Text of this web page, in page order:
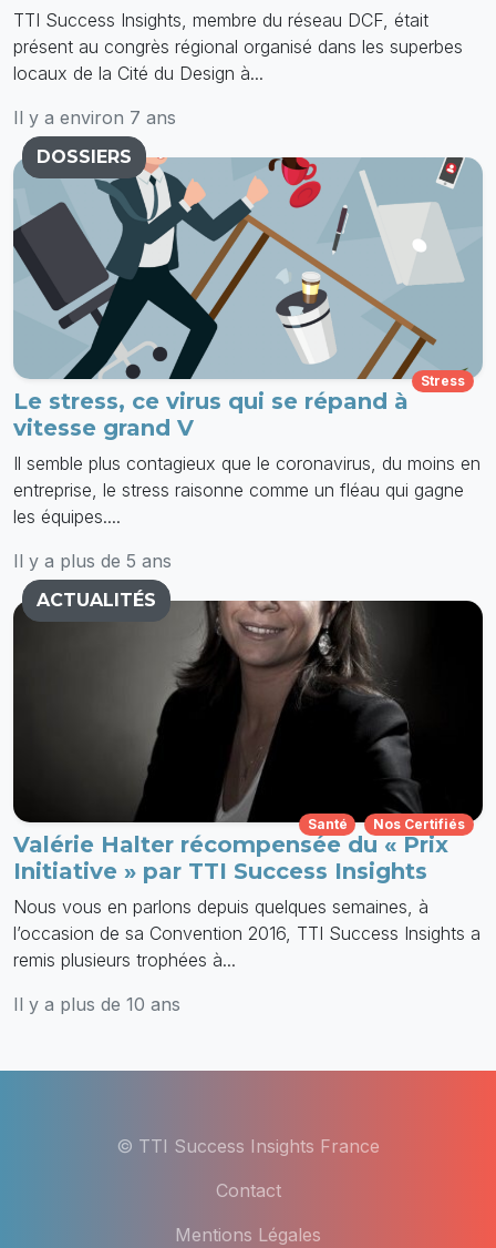
TTI Success Insights, membre du réseau DCF, était
présent au congrès régional organisé dans les superbes
locaux de la Cité du Design à...
Il y a environ 7 ans
DOSSIERS
Stress
Le stress, ce virus qui se répand à
vitesse grand V
Il semble plus contagieux que le coronavirus, du moins en
entreprise, le stress raisonne comme un fléau qui gagne
les équipes....
Il y a plus de 5 ans
ACTUALITÉS
Santé Nos Certifiés
Valérie Halter récompensée du « Prix
Initiative » par TTI Success Insights
Nous vous en parlons depuis quelques semaines, à
l’occasion de sa Convention 2016, TTI Success Insights a
remis plusieurs trophées à...
Il y a plus de 10 ans
© TTI Success Insights France
Contact
Mentions Légales